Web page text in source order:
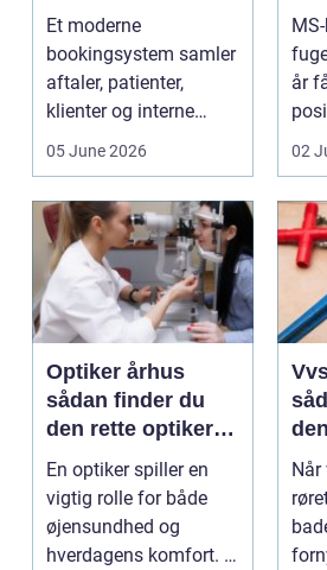
arbejdsgange
Et moderne
bookingsystem samler
aftaler, patienter,
klienter og interne
arbejdsgange ét sted. I
05 June 2026
år
02
Optiker århus
sådan finder du
den rette optiker i
byen
En optiker spiller en
vigtig rolle for både
øjensundhed og
hverdagens komfort. I
Når